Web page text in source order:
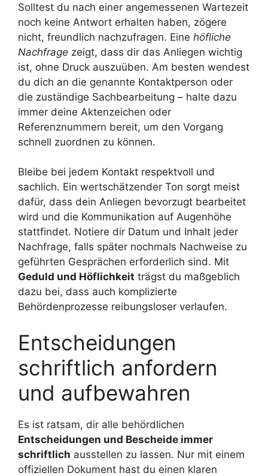
Solltest du nach einer angemessenen Wartezeit
noch keine Antwort erhalten haben, zögere
nicht, freundlich nachzufragen. Eine höfliche
Nachfrage zeigt, dass dir das Anliegen wichtig
ist, ohne Druck auszuüben. Am besten wendest
du dich an die genannte Kontaktperson oder
die zuständige Sachbearbeitung – halte dazu
immer deine Aktenzeichen oder
Referenznummern bereit, um den Vorgang
schnell zuordnen zu können.
Bleibe bei jedem Kontakt respektvoll und
sachlich. Ein wertschätzender Ton sorgt meist
dafür, dass dein Anliegen bevorzugt bearbeitet
wird und die Kommunikation auf Augenhöhe
stattfindet. Notiere dir Datum und Inhalt jeder
Nachfrage, falls später nochmals Nachweise zu
geführten Gesprächen erforderlich sind. Mit
Geduld und Höflichkeit trägst du maßgeblich
dazu bei, dass auch komplizierte
Behördenprozesse reibungsloser verlaufen.
Entscheidungen
schriftlich anfordern
und aufbewahren
Es ist ratsam, dir alle behördlichen
Entscheidungen und Bescheide immer
schriftlich ausstellen zu lassen. Nur mit einem
offiziellen Dokument hast du einen klaren